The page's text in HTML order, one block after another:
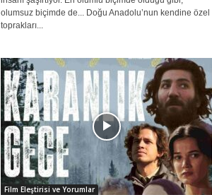
olumsuz biçimde de... Doğu Anadolu’nun kendine özel
toprakları...
Film Eleştirisi ve Yorumlar